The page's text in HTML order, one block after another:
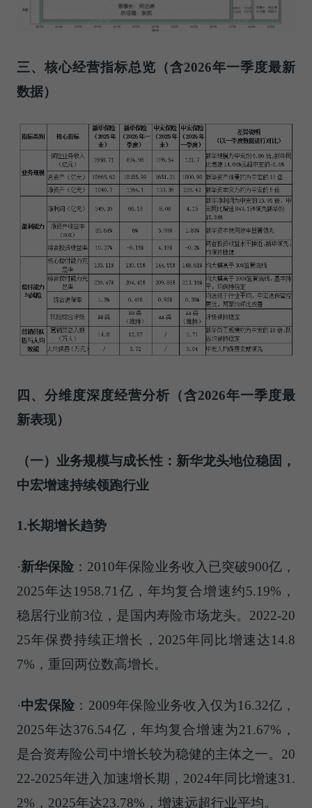
三、核心经营指标总览（含2026年一季度最新
数据）
四、分维度深度经营分析（含2026年一季度最
新表现）
（一）业务规模与成长性：新华龙头地位稳固，
中宏增速持续领跑行业
1.长期增长趋势
·新华保险 ：2010年保险业务收入已突破900亿，
2025年达1958.71亿，年均复合增速约5.19%，
稳居行业前3位，是国内寿险市场龙头。2022-20
25年保费持续正增长，2025年同比增速达14.8
7%，重回两位数高增长。
·中宏保险 ：2009年保险业务收入仅为16.32亿，
2025年达376.54亿，年均复合增速为21.67%，
是合资寿险公司中增长较为稳健的主体之一。20
22-2025年进入加速增长期，2024年同比增速31.
2%，2025年达23.78%，增速远超行业平均。